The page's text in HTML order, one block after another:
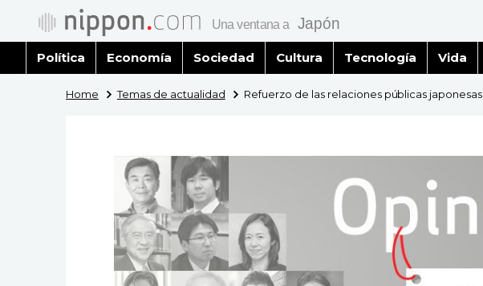
Política Economía Sociedad Cultura Tecnología Vida
Home Temas de actualidad Refuerzo de las relaciones públicas japonesas